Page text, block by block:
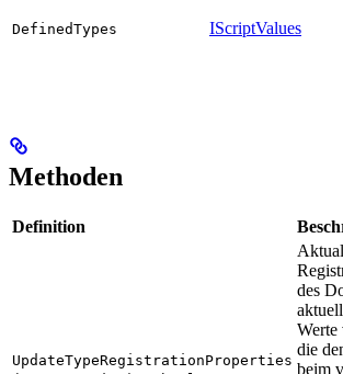
DefinedTypes IScriptValues
Methoden
Definition
UpdateTypeRegistrationProperties
des
Werte
die
beim